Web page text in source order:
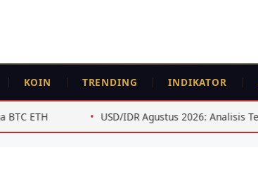
KOIN TRENDING INDIKATOR
IDR Agustus 2026: Analisis Teknis untuk Swing Trader